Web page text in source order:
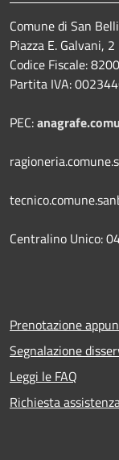
Comune di San
Piazza E. Galvani,
Codice Fiscale:
Partita IVA:
PEC:
Centralino Unico:
Prenotazione
Segnalazione
Leggi le FAQ
Richiesta